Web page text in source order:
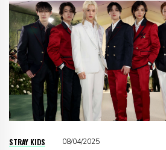
STRAY KIDS 08/04/2025